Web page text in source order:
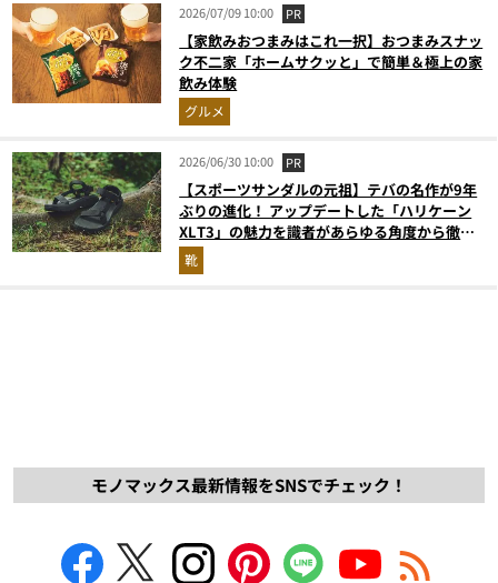
2026/07/09 10:00 PR
【家飲みおつまみはこれ一択】おつまみスナッ
ク不二家「ホームサクッと」で簡単＆極上の家
飲み体験
グルメ
2026/06/30 10:00 PR
【スポーツサンダルの元祖】テバの名作が9年
ぶりの進化！ アップデートした「ハリケーン
XLT3」の魅力を識者があらゆる角度から徹底
解説！
靴
モノマックス最新情報をSNSでチェック！